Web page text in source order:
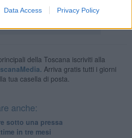
Data Access Privacy Policy
della Toscana iscriviti alla
Arriva gratis tutti i giorni
tua casella di posta.
anche:
sotto una pressa
in tre mesi